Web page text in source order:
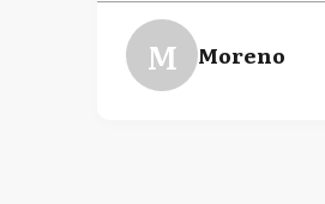
M Moreno